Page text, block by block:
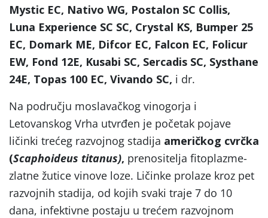
Mystic EC, Nativo WG, Postalon SC Collis,
Luna Experience SC SC, Crystal KS, Bumper 25
EC, Domark ME, Difcor EC, Falcon EC, Folicur
EW, Fond 12E, Kusabi SC, Sercadis SC, Systhane
24E, Topas 100 EC, Vivando SC, i dr.
Na području moslavačkog vinogorja i
Letovanskog Vrha utvrđen je početak pojave
ličinki trećeg razvojnog stadija američkog cvrčka
(Scaphoideus titanus), prenositelja fitoplazme-
zlatne žutice vinove loze. Ličinke prolaze kroz pet
razvojnih stadija, od kojih svaki traje 7 do 10
dana, infektivne postaju u trećem razvojnom